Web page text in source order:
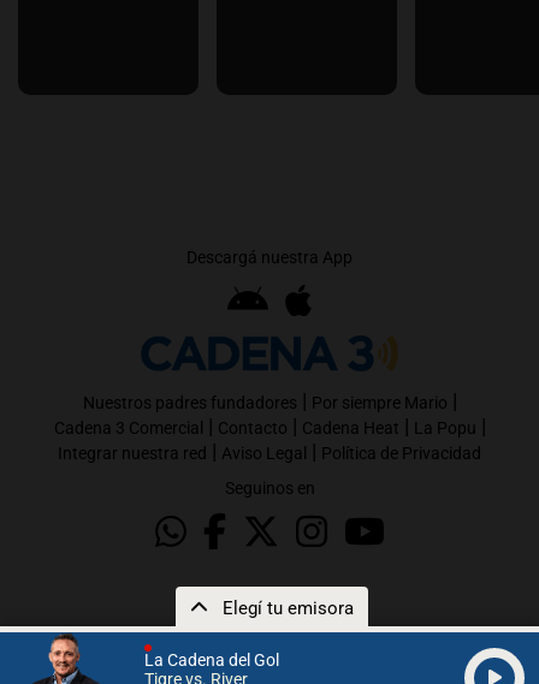
La Cadena del Gol
Tigre vs. River
Elegí tu emisora
Descargá nuestra App
Nuestros padres fundadores | Por siempre Mario |
Cadena 3 Comercial | Contacto | Cadena Heat | La Popu |
Integrar nuestra red | Aviso Legal | Política de Privacidad
Seguinos en